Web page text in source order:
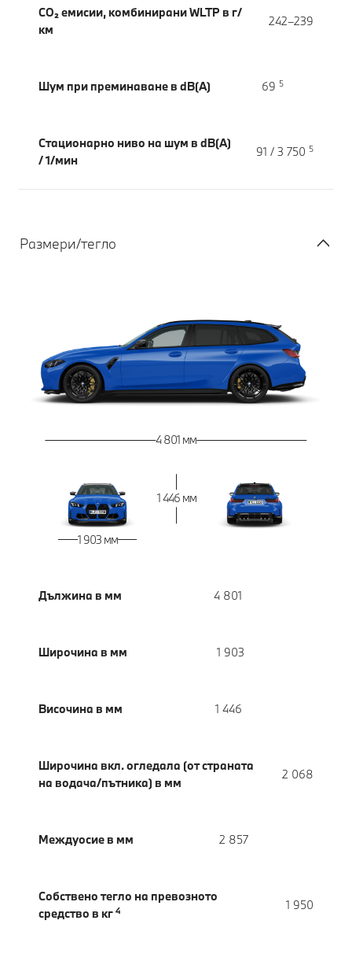
CO₂ емисии, комбинирани WLTP в г/
км
242–239
Шум при преминаване в dB(A) 69 5
Стационарно ниво на шум в dB(A)
/ 1/мин
91 / 3 750 5
Размери/тегло
4 801 мм
1 903 мм
1 446 мм
Дължина в мм 4 801
Широчина в мм 1 903
Височина в мм 1 446
Широчина вкл. огледала (от страната
на водача/пътника) в мм
2 068
Междуосие в мм 2 857
Собствено тегло на превозното
средство в кг 4 1 950